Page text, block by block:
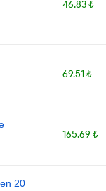
46.83 ₺
69.51 ₺
165.69 ₺
20